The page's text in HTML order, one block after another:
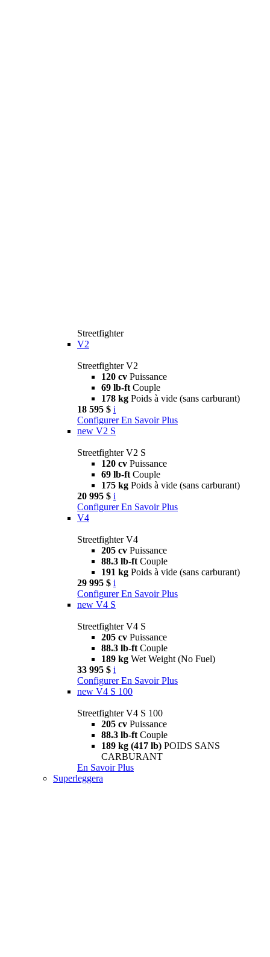
Streetfighter
V2
Streetfighter V2
120 cv Puissance
69 lb-ft Couple
178 kg Poids à vide (sans carburant)
18 595 $ i
Configurer En Savoir Plus
new V2 S
Streetfighter V2 S
120 cv Puissance
69 lb-ft Couple
175 kg Poids à vide (sans carburant)
20 995 $ i
Configurer En Savoir Plus
V4
Streetfighter V4
205 cv Puissance
88.3 lb-ft Couple
191 kg Poids à vide (sans carburant)
29 995 $ i
Configurer En Savoir Plus
new V4 S
Streetfighter V4 S
205 cv Puissance
88.3 lb-ft Couple
189 kg Wet Weight (No Fuel)
33 995 $ i
Configurer En Savoir Plus
new V4 S 100
Streetfighter V4 S 100
205 cv Puissance
88.3 lb-ft Couple
189 kg (417 lb) POIDS SANS
CARBURANT
En Savoir Plus
Superleggera